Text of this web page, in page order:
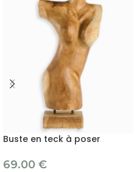
Buste en teck à poser
69.00 €